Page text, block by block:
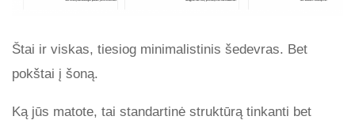
Štai ir viskas, tiesiog minimalistinis šedevras. Bet
pokštai į šoną.
Ką jūs matote, tai standartinė struktūrą tinkanti bet